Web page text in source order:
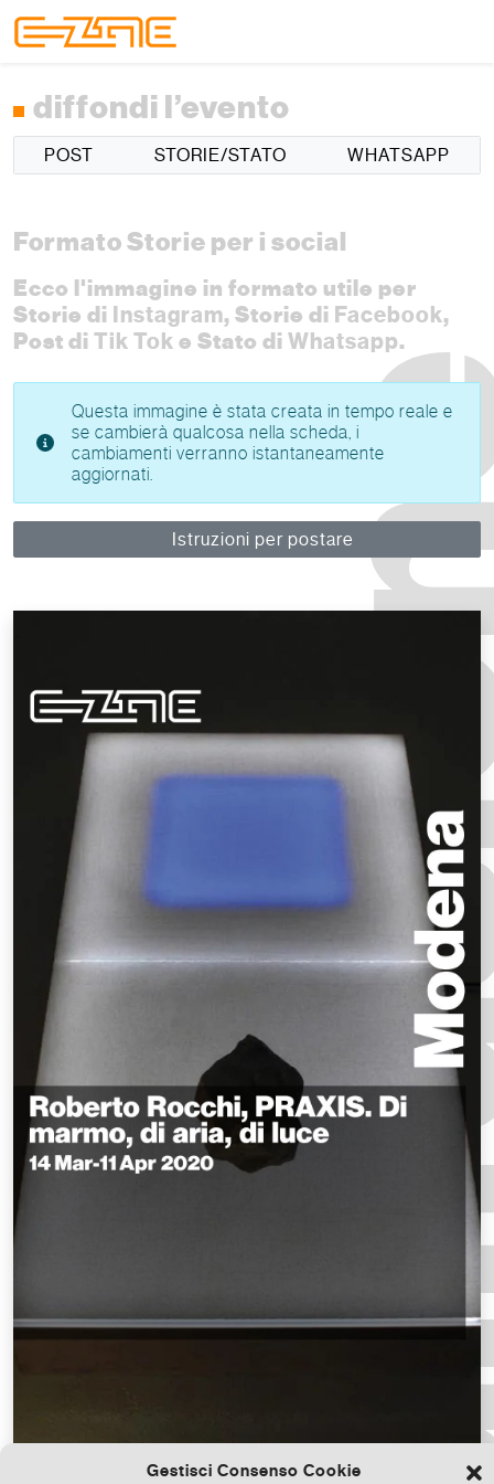
Gestisci Consenso Cookie
diffondi l’evento
POST STORIE/STATO WHATSAPP
Formato Storie per i social
Ecco l'immagine in formato utile per
Storie di Instagram, Storie di Facebook,
Post di Tik Tok e Stato di Whatsapp.
Questa immagine è stata creata in tempo reale e
se cambierà qualcosa nella scheda, i
cambiamenti verranno istantaneamente
aggiornati.
Istruzioni per postare
Scarica il file